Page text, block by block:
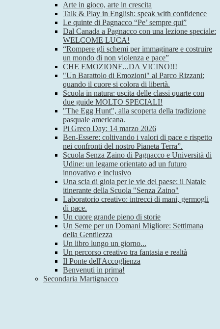
Arte in gioco, arte in crescita
Talk & Play in English: speak with confidence
Le quinte di Pagnacco “Pe’ sempre qui”
Dal Canada a Pagnacco con una lezione speciale:
WELCOME LUCA!
“Rompere gli schemi per immaginare e costruire
un mondo di non violenza e pace”
CHE EMOZIONE...DA VICINO!!!
"Un Barattolo di Emozioni" al Parco Rizzani:
quando il cuore si colora di libertà.
Scuola in natura: uscita delle classi quarte con
due guide MOLTO SPECIALI!
"The Egg Hunt", alla scoperta della tradizione
pasquale americana.
Pi Greco Day: 14 marzo 2026
Ben-Essere: coltivando i valori di pace e rispetto
nei confronti del nostro Pianeta Terra”.
Scuola Senza Zaino di Pagnacco e Università di
Udine: un legame orientato ad un futuro
innovativo e inclusivo
Una scia di gioia per le vie del paese: il Natale
itinerante della Scuola "Senza Zaino"
Laboratorio creativo: intrecci di mani, germogli
di pace.
Un cuore grande pieno di storie
Un Seme per un Domani Migliore: Settimana
della Gentilezza
Un libro lungo un giorno...
Un percorso creativo tra fantasia e realtà
Il Ponte dell'Accoglienza
Benvenuti in prima!
Secondaria Martignacco